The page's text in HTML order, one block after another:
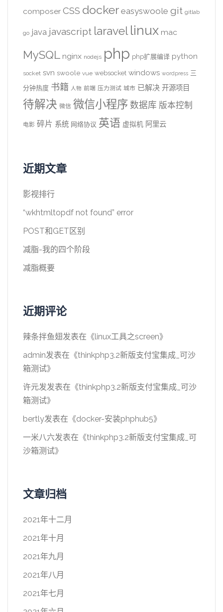
composer CSS docker easyswoole git gitlab
go java javascript laravel linux mac
MySQL nginx nodejs php php扩展编译 python
socket svn swoole vue websocket windows wordpress 三
分钟热度 书籍 人物 前端 压力测试 城市 已解决 开源项目
待解决 微信 微信小程序 数据库 版本控制
电影 碎片 系统 网络协议 英语 虚拟机 阿里云
近期文章
影视排行
“wkhtmltopdf not found” error
POST和GET区别
减脂-我的四个阶段
减脂概要
近期评论
辣条拌鱼翅发表在《linux工具之screen》
admin发表在《thinkphp3.2新版支付宝集成_可沙
箱测试》
许元发发表在《thinkphp3.2新版支付宝集成_可沙
箱测试》
bertly发表在《docker-安装phphub5》
一米八六发表在《thinkphp3.2新版支付宝集成_可
沙箱测试》
文章归档
2021年十二月
2021年十月
2021年九月
2021年八月
2021年七月